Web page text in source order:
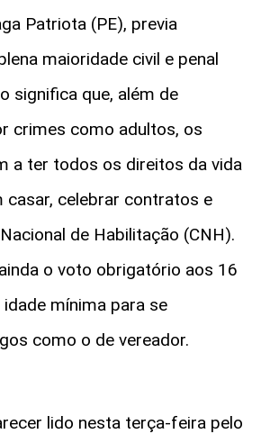
Patriota (PE), previa
maioridade civil e penal
significa que, além de
crimes como adultos, os
a ter todos os direitos da vida
casar, celebrar contratos e
de Habilitação (CNH).
o voto obrigatório aos 16
mínima para se
como o de vereador.
lido nesta terça-feira pelo